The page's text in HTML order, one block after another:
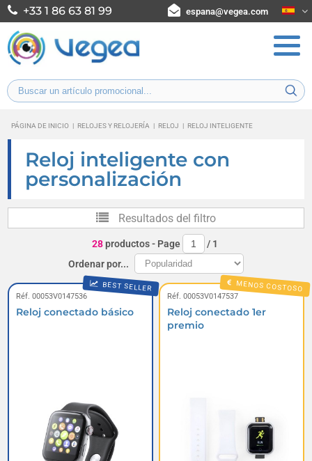
+33 1 86 63 81 99 espana@vegea.com
PÁGINA DE INICIO | RELOJES Y RELOJERÍA | RELOJ | RELOJ INTELIGENTE
Reloj inteligente con
personalización
Resultados del filtro
28productos- Page / 1
Ordenar por...
BEST SELLER
Réf. 00053V0147536
Reloj conectado básico
MENOS COSTOSO
Réf. 00053V0147537
Reloj conectado 1er
premio